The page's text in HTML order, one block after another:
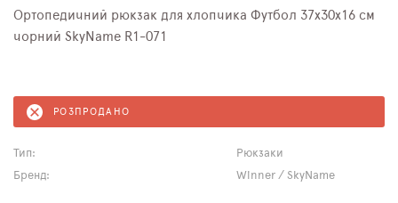
Ортопедичний рюкзак для хлопчика Футбол 37х30х16 см
чорний SkyName R1-071
РОЗПРОДАНО
Тип:
Рюкзаки
Бренд:
Winner / SkyName